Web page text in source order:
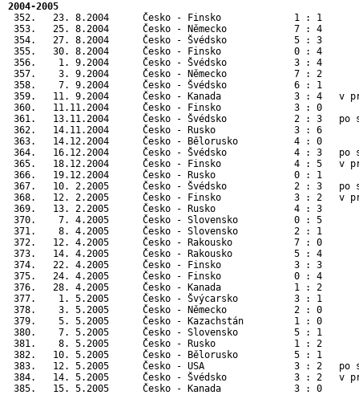
2004-2005
352.   23. 8.2004      Česko - Finsko             1 : 1
353.   25. 8.2004      Česko - Německo            7 : 4
354.   27. 8.2004      Česko - Švédsko            5 : 3
355.   30. 8.2004      Česko - Finsko
356.    1. 9.2004      Česko - Švédsko
357.    3. 9.2004      Česko - Německo
358.    7. 9.2004      Česko - Švédsko
359.   11. 9.2004      Česko - Kanada             3 : 4
360.   11.11.2004      Česko - Finsko             3 : 0
361.   13.11.2004      Česko - Švédsko            2 : 3   po
362.   14.11.2004      Česko - Rusko              3 : 6
363.   14.12.2004      Česko - Bělorusko          4 : 0
364.   16.12.2004      Česko - Švédsko            4 : 3   po
365.   18.12.2004      Česko - Finsko             4 : 5   v
366.   19.12.2004      Česko - Rusko              0 : 1
367.   10. 2.2005      Česko - Švédsko            2 : 3   po
368.   12. 2.2005      Česko - Finsko             3 : 2   v
369.   13. 2.2005      Česko - Rusko              4 : 3
370.    7. 4.2005      Česko - Slovensko          0 : 5
371.    8. 4.2005      Česko - Slovensko          2 : 1
372.   12. 4.2005      Česko - Rakousko           7 : 0
373.   14. 4.2005      Česko - Rakousko           5 : 4
374.   22. 4.2005      Česko - Finsko             3 : 3
375.   24. 4.2005      Česko - Finsko             0 : 4
376.   28. 4.2005      Česko - Kanada             1 : 2
377.    1. 5.2005      Česko - Švýcarsko
378.    3. 5.2005      Česko - Německo
379.    5. 5.2005      Česko - Kazachstán
380.    7. 5.2005      Česko - Slovensko
381.    8. 5.2005      Česko - Rusko
382.   10. 5.2005      Česko - Bělorusko
383.   12. 5.2005      Česko - USA                3 : 2
384.   14. 5.2005      Česko - Švédsko            3 : 2
385.   15. 5.2005      Česko - Kanada